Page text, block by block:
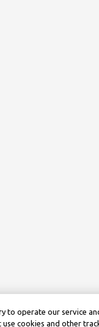
to operate our service
cookies and other